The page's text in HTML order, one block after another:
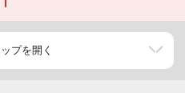
プを開く